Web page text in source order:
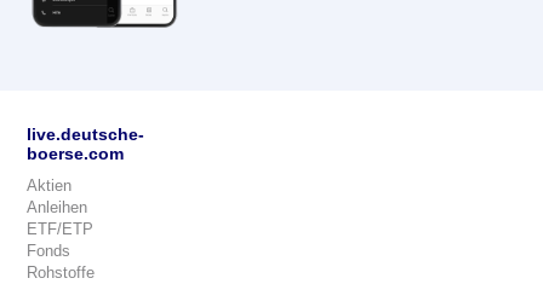
live.deutsche-
boerse.com
Aktien
Anleihen
ETF/ETP
Fonds
Rohstoffe